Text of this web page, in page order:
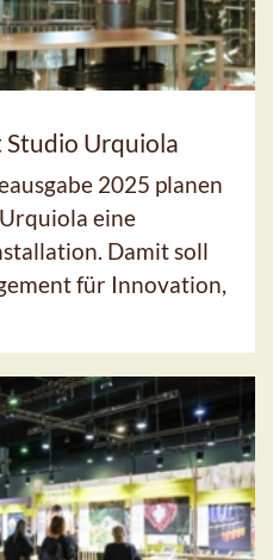
Urquiola
2025 planen
eine
Damit soll
für Innovation,